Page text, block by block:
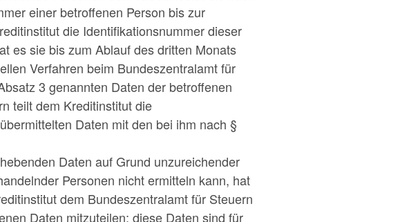
einer betroffenen Person bis zur
die Identifikationsnummer dieser
es sie bis zum Ablauf des dritten Monats
Verfahren beim Bundeszentralamt für
3 genannten Daten der betroffenen
teilt dem Kreditinstitut die
Daten mit den bei ihm nach §
Daten auf Grund unzureichender
Personen nicht ermitteln kann, hat
dem Bundeszentralamt für Steuern
Daten mitzuteilen; diese Daten sind für